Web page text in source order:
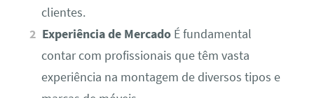
clientes.
Experiência de Mercado É fundamental
contar com profissionais que têm vasta
experiência na montagem de diversos tipos e